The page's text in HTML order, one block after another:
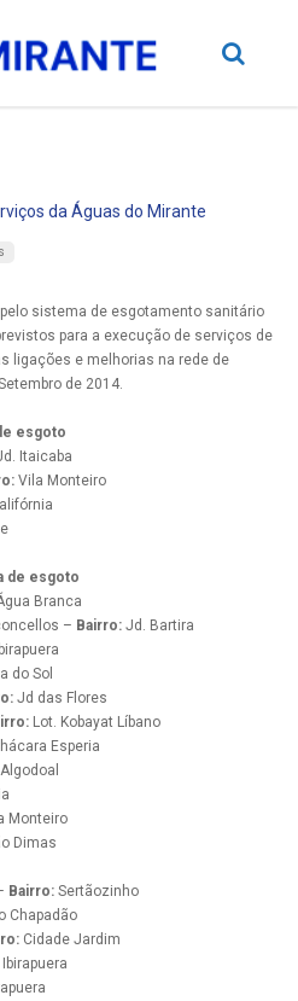
da Águas do Mirante
sistema de esgotamento sanitário
para a execução de serviços de
ligações e melhorias na rede de
de 2014.
esgoto
Itaicaba
Vila Monteiro
de esgoto
Branca
– Bairro: Jd. Bartira
do Sol
Jd das Flores
Lot. Kobayat Líbano
Esperia
Monteiro
Dimas
Bairro: Sertãozinho
Chapadão
Cidade Jardim